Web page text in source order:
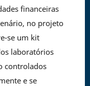
financeiras
no projeto
se um kit
laboratórios
controlados
e se